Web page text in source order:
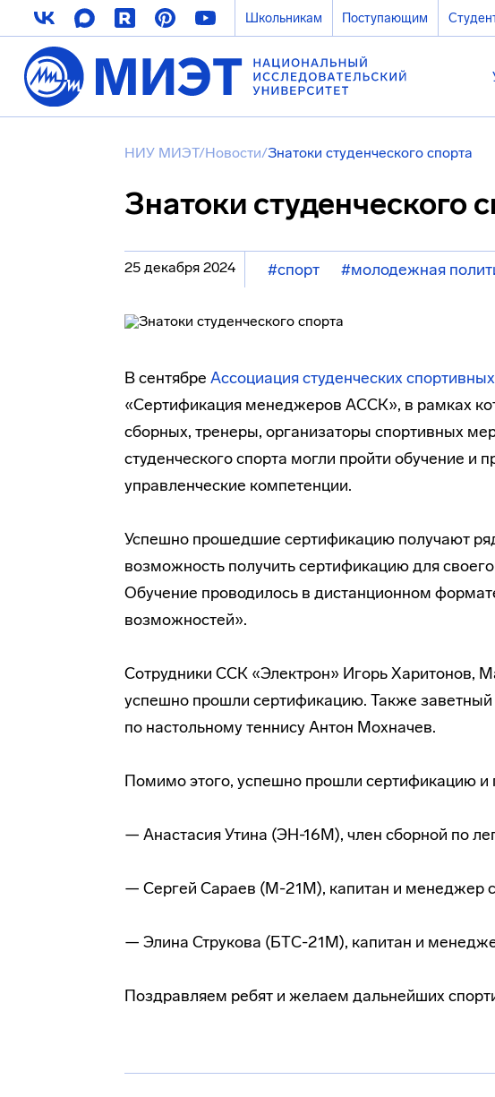
Школьникам Поступающим
НИУ МИЭТ/Новости/Знатоки студенческого спорта
Знатоки студенческого
25 декабря 2024 #спорт #молодежная
В сентябре Ассоциация студенческих
«Сертификация менеджеров АССК», в рамках
сборных, тренеры, организаторы спортивных
студенческого спорта могли пройти обучение и
управленческие компетенции.
Успешно прошедшие сертификацию получают
возможность получить сертификацию для
Обучение проводилось в дистанционном
возможностей».
Сотрудники ССК «Электрон» Игорь Харитонов,
успешно прошли сертификацию. Также заветный
по настольному теннису Антон Мохначев.
Помимо этого, успешно прошли сертификацию и
— Анастасия Утина (ЭН-16М), член сборной по
— Сергей Сараев (М-21М), капитан и менеджер
— Элина Струкова (БТС-21М), капитан и
Поздравляем ребят и желаем дальнейших